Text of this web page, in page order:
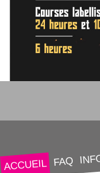
ACCUEIL FAQ